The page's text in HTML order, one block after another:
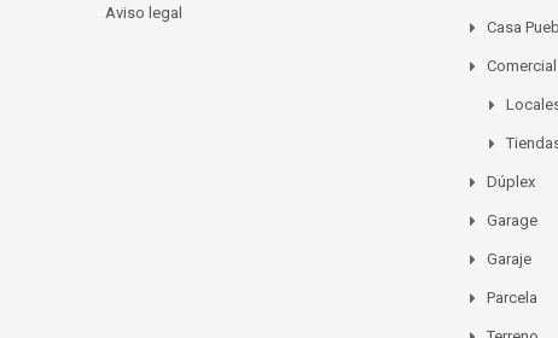
Aviso legal
Casa
Comercial
Dúplex
Garage
Garaje
Parcela